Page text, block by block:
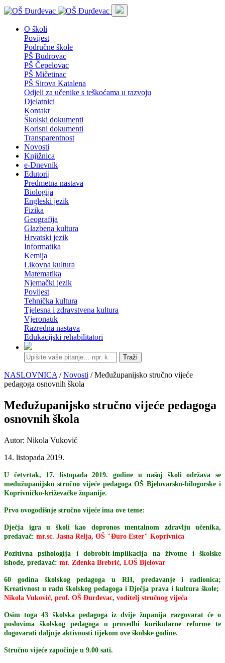
O školi
Povijest
Područne škole
PŠ Budrovac
PŠ Čepelovac
PŠ Mičetinac
PŠ Sirova Katalena
Odjeli za učenike s teškoćama u razvoju
Djelatnici
Kontakt
Školski dokumenti
Korisni dokumenti
Transparentnost
Novosti
Knjižnica
e-Dnevnik
Edutorij
Predmetna nastava
Biologija
Engleski jezik
Fizika
Geografija
Glazbena kultura
Hrvatski jezik
Informatika
Kemija
Likovna kultura
Matematika
Njemački jezik
Povijest
Tehnička kultura
Tjelesna i zdravstvena kultura
Vjeronauk
Razredna nastava
Edukacijski rehabilitatori
Traži
NASLOVNICA /Novosti / Međužupanijsko stručno vijeće
pedagoga osnovnih škola
Međužupanijsko stručno vijeće pedagoga
osnovnih škola
Autor: Nikola Vuković
14. listopada 2019.
U četvrtak, 17. listopada 2019. godine u našoj školi održava se
međužupanijsko stručno vijeće pedagoga OŠ Bjelovarsko-bilogorske i
Koprivničko-križevačke županije.
Prvo ovogodišnje stručno vijeće ima ove teme:
Dječja igra u školi kao dopronos mentalnom zdravlju učenika,
predavač: mr.sc. Jasna Relja, OŠ "Đuro Ester" Koprivnica
Pozitivna psihologija i dobrobit-implikacija na životne i školske
ishode, predavač: mr. Zdenka Brebrić, I.OŠ Bjelovar
60 godina školskog pedagoga u RH, predavanje i radionica;
Kreativnost u radu školskog pedagoga i Dječja prava i kultura škole;
Nikola Vuković, prof. OŠ Đurđevac, voditelj stručnog vijeća
Osim toga 43 školska pedagoga iz dvije županija razgovarat će o
poslovima školskog pedagoga u provedbi kurikularne reforme te
dogovarati daljnje aktivnosti tijekom ove školske godine.
Stručno vijeće započinje u 9.00 sati.